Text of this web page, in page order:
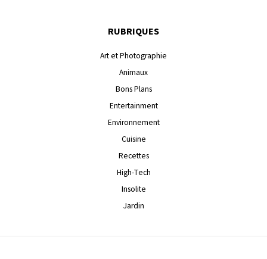
RUBRIQUES
Art et Photographie
Animaux
Bons Plans
Entertainment
Environnement
Cuisine
Recettes
High-Tech
Insolite
Jardin